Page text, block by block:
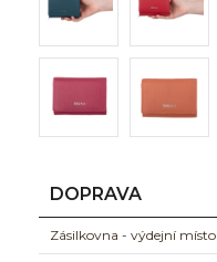
DOPRAVA
Zásilkovna - výdejní místo